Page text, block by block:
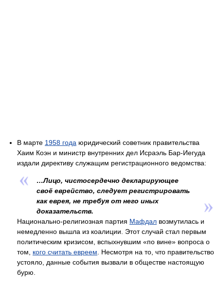
В марте 1958 года юридический советник правительства
Хаим Коэн и министр внутренних дел Исраэль Бар-Иегуда
издали директиву служащим регистрационного ведомства:
…Лицо, чистосердечно декларирующее
своё еврейство, следует регистрировать
как еврея, не требуя от него иных
доказательств.
Национально-религиозная партия Мафдал возмутилась и
немедленно вышла из коалиции. Этот случай стал первым
политическим кризисом, вспыхнувшим «по вине» вопроса о
том, кого считать евреем . Несмотря на то, что правительство
устояло, данные события вызвали в обществе настоящую
бурю.